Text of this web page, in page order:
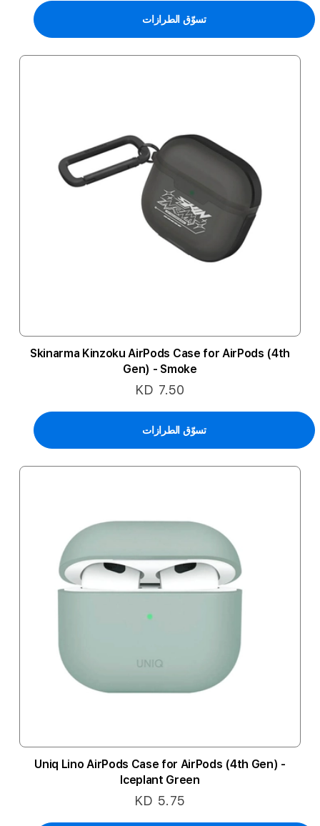
تسوّق الطرازات
Skinarma Kinzoku AirPods Case for AirPods (4th
Gen) - Smoke
KD 7.50
تسوّق الطرازات
Uniq Lino AirPods Case for AirPods (4th Gen) -
Iceplant Green
KD 5.75